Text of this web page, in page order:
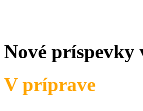
Nové príspevky
V príprave